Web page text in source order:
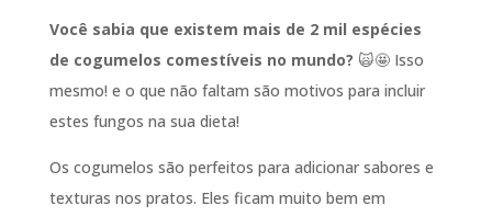
Você sabia que existem mais de 2 mil espécies
de cogumelos comestíveis no mundo? 🙀🤩 Isso
mesmo! e o que não faltam são motivos para incluir
estes fungos na sua dieta!
Os cogumelos são perfeitos para adicionar sabores e
texturas nos pratos. Eles ficam muito bem em